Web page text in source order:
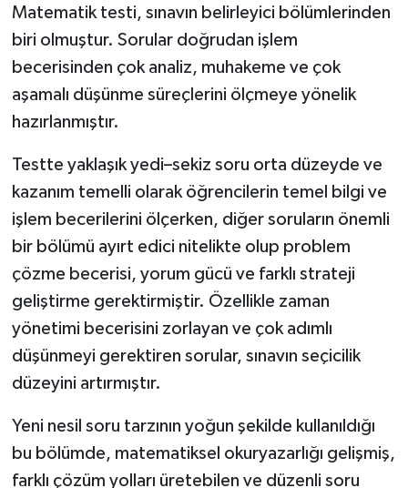
Matematik testi, sınavın belirleyici bölümlerinden
biri olmuştur. Sorular doğrudan işlem
becerisinden çok analiz, muhakeme ve çok
aşamalı düşünme süreçlerini ölçmeye yönelik
hazırlanmıştır.
Testte yaklaşık yedi–sekiz soru orta düzeyde ve
kazanım temelli olarak öğrencilerin temel bilgi ve
işlem becerilerini ölçerken, diğer soruların önemli
bir bölümü ayırt edici nitelikte olup problem
çözme becerisi, yorum gücü ve farklı strateji
geliştirme gerektirmiştir. Özellikle zaman
yönetimi becerisini zorlayan ve çok adımlı
düşünmeyi gerektiren sorular, sınavın seçicilik
düzeyini artırmıştır.
Yeni nesil soru tarzının yoğun şekilde kullanıldığı
bu bölümde, matematiksel okuryazarlığı gelişmiş,
farklı çözüm yolları üretebilen ve düzenli soru